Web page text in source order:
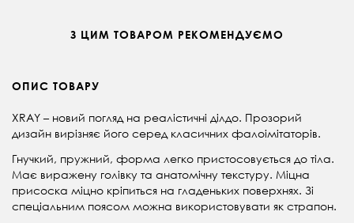
З ЦИМ ТОВАРОМ РЕКОМЕНДУЄМО
ОПИС ТОВАРУ
XRAY – новий погляд на реалістичні ділдо. Прозорий
дизайн вирізняє його серед класичних фалоімітаторів.
Гнучкий, пружний, форма легко пристосовується до тіла.
Має виражену голівку та анатомічну текстуру. Міцна
присоска міцно кріпиться на гладеньких поверхнях. Зі
спеціальним поясом можна використовувати як страпон.